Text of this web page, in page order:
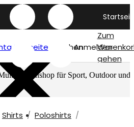
titelseite SuchenAnmelden
Zum
gehen
für Sport, Outdoor und
Shirts
Poloshirts